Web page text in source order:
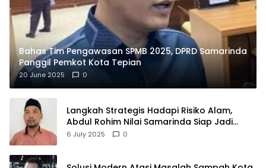
Bahas Tim Pengawasan SPMB 2025, DPRD Samarinda
Panggil Pemkot Kota Tepian
20 June 2025 0
Langkah Strategis Hadapi Risiko Alam,
Abdul Rohim Nilai Samarinda Siap Jadi
Pusat Logistik Bencana Kalimantan
6 July 2025 0